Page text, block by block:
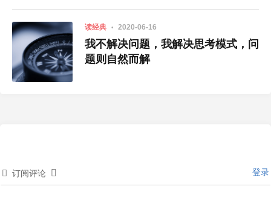
读经典 2020-06-16
我不解决问题，我解决思考模式，问
题则自然而解
订阅评论 登录